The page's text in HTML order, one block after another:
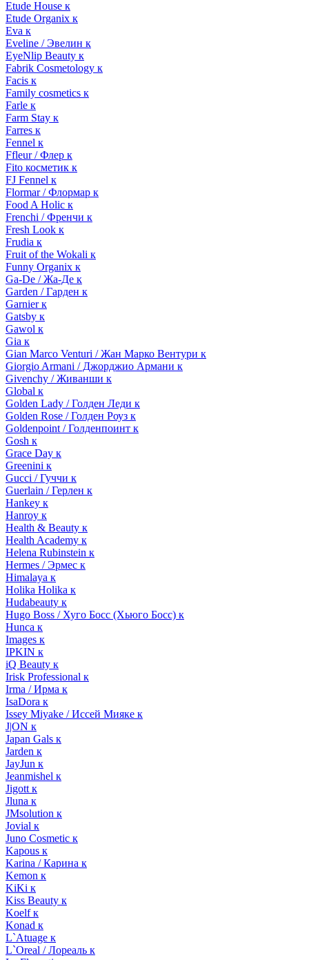
Etude House к
Etude Organix к
Eva к
Eveline / Эвелин к
EyeNlip Beauty к
Fabrik Cosmetology к
Facis к
Family cosmetics к
Farle к
Farm Stay к
Farres к
Fennel к
Ffleur / Флер к
Fito косметик к
FJ Fennel к
Flormar / Флормар к
Food A Holic к
Frenchi / Френчи к
Fresh Look к
Frudia к
Fruit of the Wokali к
Funny Organix к
Ga-De / Жа-Де к
Garden / Гарден к
Garnier к
Gatsby к
Gawol к
Gia к
Gian Marco Venturi / Жан Марко Вентури к
Giorgio Armani / Джорджио Армани к
Givenchy / Живанши к
Global к
Golden Lady / Голден Леди к
Golden Rose / Голден Роуз к
Goldenpoint / Голденпоинт к
Gosh к
Grace Day к
Greenini к
Gucci / Гуччи к
Guerlain / Герлен к
Hankey к
Hanroy к
Health & Beauty к
Health Academy к
Helena Rubinstein к
Hermes / Эрмес к
Himalaya к
Holika Holika к
Hudabeauty к
Hugo Boss / Хуго Босс (Хьюго Босс) к
Hunca к
Images к
IPKIN к
iQ Beauty к
Irisk Professional к
Irma / Ирма к
IsaDora к
Issey Miyake / Иссей Мияке к
J|ON к
Japan Gals к
Jarden к
JayJun к
Jeanmishel к
Jigott к
Jluna к
JMsolution к
Jovial к
Juno Cosmetic к
Kapous к
Karina / Карина к
Kemon к
KiKi к
Kiss Beauty к
Koelf к
Konad к
L`Atuage к
L`Oreal / Лореаль к